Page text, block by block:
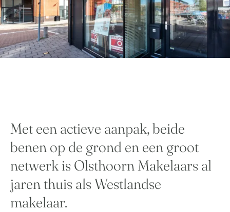
Met een actieve aanpak, beide
benen op de grond en een groot
netwerk is Olsthoorn Makelaars al
jaren thuis als Westlandse
makelaar.